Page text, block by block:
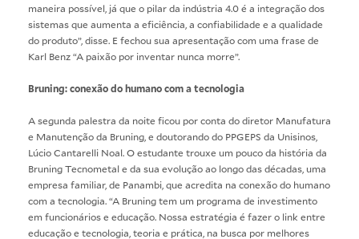
maneira possível, já que o pilar da indústria 4.0 é a integração dos
sistemas que aumenta a eficiência, a confiabilidade e a qualidade
do produto”, disse. E fechou sua apresentação com uma frase de
Karl Benz “A paixão por inventar nunca morre”.
Bruning: conexão do humano com a tecnologia
A segunda palestra da noite ficou por conta do diretor Manufatura
e Manutenção da Bruning, e doutorando do PPGEPS da Unisinos,
Lúcio Cantarelli Noal. O estudante trouxe um pouco da história da
Bruning Tecnometal e da sua evolução ao longo das décadas, uma
empresa familiar, de Panambi, que acredita na conexão do humano
com a tecnologia. “A Bruning tem um programa de investimento
em funcionários e educação. Nossa estratégia é fazer o link entre
educação e tecnologia, teoria e prática, na busca por melhores